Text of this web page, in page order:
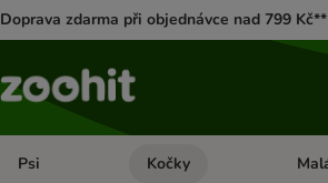
Doprava zdarma při objednávce nad 799 Kč**
Psi Otevřít menu: Psi
Kočky